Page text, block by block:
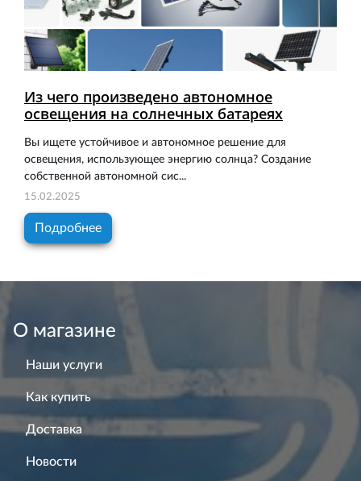
Из чего произведено автономное
освещения на солнечных батареях
Вы ищете устойчивое и автономное решение для
освещения, использующее энергию солнца? Создание
собственной автономной сис...
15.02.2025
Подробнее
О магазине
Наши услуги
Как купить
Доставка
Новости